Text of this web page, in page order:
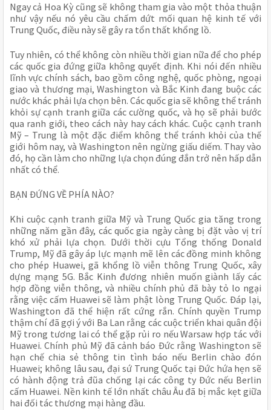
Ngay cả Hoa Kỳ cũng sẽ không tham gia vào một thỏa thuận
như vậy nếu nó yêu cầu chấm dứt mối quan hệ kinh tế với
Trung Quốc, điều này sẽ gây ra tổn thất khổng lồ.
Tuy nhiên, có thể không còn nhiều thời gian nữa để cho phép
các quốc gia đứng giữa không quyết định. Khi nói đến nhiều
lĩnh vực chính sách, bao gồm công nghệ, quốc phòng, ngoại
giao và thương mại, Washington và Bắc Kinh đang buộc các
nước khác phải lựa chọn bên. Các quốc gia sẽ không thể tránh
khỏi sự cạnh tranh giữa các cường quốc, và họ sẽ phải bước
qua ranh giới, theo cách này hay cách khác. Cuộc cạnh tranh
Mỹ – Trung là một đặc điểm không thể tránh khỏi của thế
giới hôm nay, và Washington nên ngừng giấu diếm. Thay vào
đó, họ cần làm cho những lựa chọn đúng đắn trở nên hấp dẫn
nhất có thể.
BẠN ĐỨNG VỀ PHÍA NÀO?
Khi cuộc cạnh tranh giữa Mỹ và Trung Quốc gia tăng trong
những năm gần đây, các quốc gia ngày càng bị đặt vào vị trí
khó xử phải lựa chọn. Dưới thời cựu Tổng thống Donald
Trump, Mỹ đã gây áp lực mạnh mẽ lên các đồng minh không
cho phép Huawei, gã khổng lồ viễn thông Trung Quốc, xây
dựng mạng 5G. Bắc Kinh đương nhiên muốn giành lấy các
hợp đồng viễn thông, và nhiều chính phủ đã bày tỏ lo ngại
rằng việc cấm Huawei sẽ làm phật lòng Trung Quốc. Đáp lại,
Washington đã thể hiện rất cứng rắn. Chính quyền Trump
thậm chí đã gợi ý với Ba Lan rằng các cuộc triển khai quân đội
Mỹ trong tương lai có thể gặp rủi ro nếu Warsaw hợp tác với
Huawei. Chính phủ Mỹ đã cảnh báo Đức rằng Washington sẽ
hạn chế chia sẻ thông tin tình báo nếu Berlin chào đón
Huawei; không lâu sau, đại sứ Trung Quốc tại Đức hứa hẹn sẽ
có hành động trả đũa chống lại các công ty Đức nếu Berlin
cấm Huawei. Nền kinh tế lớn nhất châu Âu đã bị mắc kẹt giữa
hai đối tác thương mại hàng đầu.